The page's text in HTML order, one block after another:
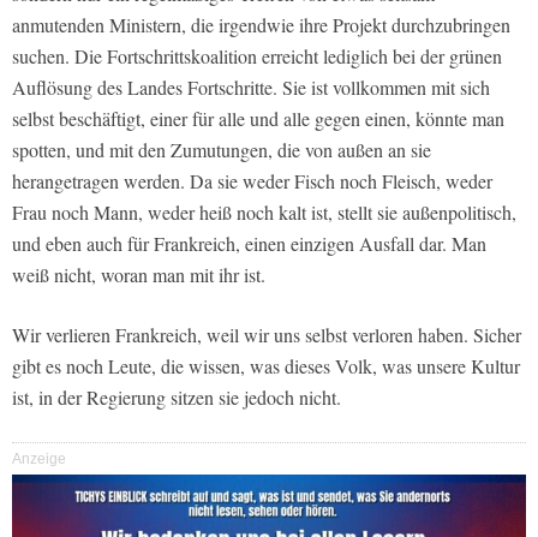
anmutenden Ministern, die irgendwie ihre Projekt durchzubringen
suchen. Die Fortschrittskoalition erreicht lediglich bei der grünen
Auflösung des Landes Fortschritte. Sie ist vollkommen mit sich
selbst beschäftigt, einer für alle und alle gegen einen, könnte man
spotten, und mit den Zumutungen, die von außen an sie
herangetragen werden. Da sie weder Fisch noch Fleisch, weder
Frau noch Mann, weder heiß noch kalt ist, stellt sie außenpolitisch,
und eben auch für Frankreich, einen einzigen Ausfall dar. Man
weiß nicht, woran man mit ihr ist.
Wir verlieren Frankreich, weil wir uns selbst verloren haben. Sicher
gibt es noch Leute, die wissen, was dieses Volk, was unsere Kultur
ist, in der Regierung sitzen sie jedoch nicht.
Anzeige